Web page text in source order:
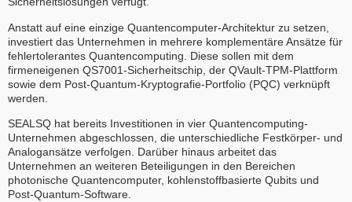
Anstatt auf eine einzige Quantencomputer-Architektur zu setzen,
investiert das Unternehmen in mehrere komplementäre Ansätze für
fehlertolerantes Quantencomputing. Diese sollen mit dem
firmeneigenen QS7001-Sicherheitschip, der QVault-TPM-Plattform
sowie dem Post-Quantum-Kryptografie-Portfolio (PQC) verknüpft
werden.
SEALSQ hat bereits Investitionen in vier Quantencomputing-
Unternehmen abgeschlossen, die unterschiedliche Festkörper- und
Analogansätze verfolgen. Darüber hinaus arbeitet das
Unternehmen an weiteren Beteiligungen in den Bereichen
photonische Quantencomputer, kohlenstoffbasierte Qubits und
Post-Quantum-Software.